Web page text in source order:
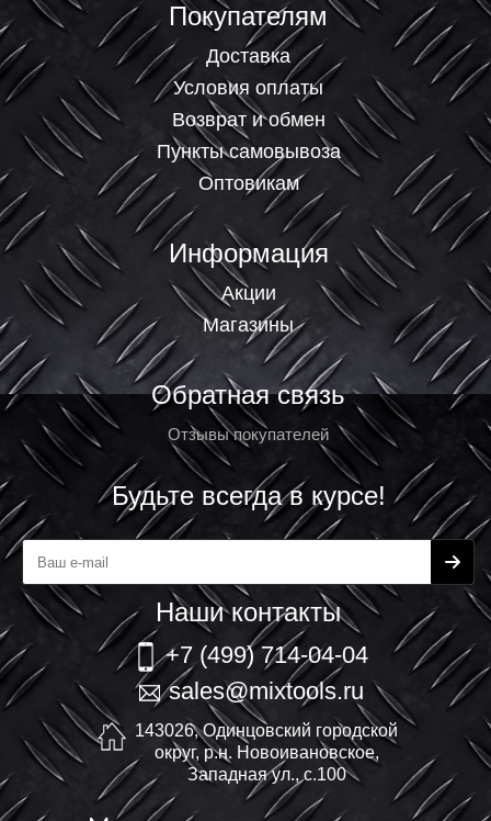
Покупателям
Доставка
Условия оплаты
Возврат и обмен
Пункты самовывоза
Оптовикам
Информация
Акции
Магазины
Обратная связь
Отзывы покупателей
Будьте всегда в курсе!
Наши контакты
+7 (499) 714-04-04
sales@mixtools.ru
143026, Одинцовский городской
округ, р.н. Новоивановское,
Западная ул., с.100